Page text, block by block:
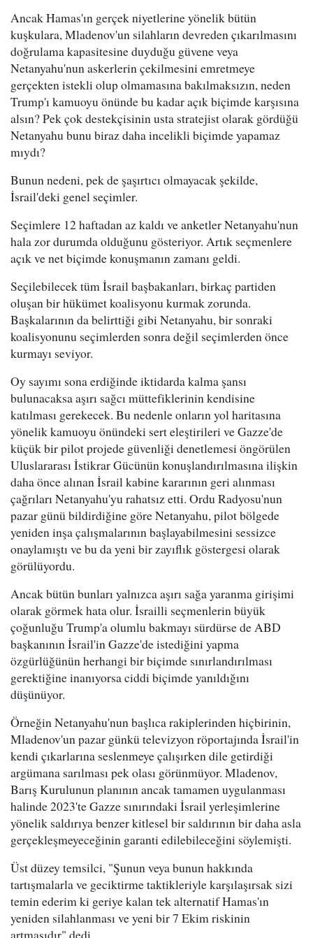
Ancak Hamas'ın gerçek niyetlerine yönelik bütün
kuşkulara, Mladenov'un silahların devreden çıkarılmasını
doğrulama kapasitesine duyduğu güvene veya
Netanyahu'nun askerlerin çekilmesini emretmeye
gerçekten istekli olup olmamasına bakılmaksızın, neden
Trump'ı kamuoyu önünde bu kadar açık biçimde karşısına
alsın? Pek çok destekçisinin usta stratejist olarak gördüğü
Netanyahu bunu biraz daha incelikli biçimde yapamaz
mıydı?
Bunun nedeni, pek de şaşırtıcı olmayacak şekilde,
İsrail'deki genel seçimler.
Seçimlere 12 haftadan az kaldı ve anketler Netanyahu'nun
hala zor durumda olduğunu gösteriyor. Artık seçmenlere
açık ve net biçimde konuşmanın zamanı geldi.
Seçilebilecek tüm İsrail başbakanları, birkaç partiden
oluşan bir hükümet koalisyonu kurmak zorunda.
Başkalarının da belirttiği gibi Netanyahu, bir sonraki
koalisyonunu seçimlerden sonra değil seçimlerden önce
kurmayı seviyor.
Oy sayımı sona erdiğinde iktidarda kalma şansı
bulunacaksa aşırı sağcı müttefiklerinin kendisine
katılması gerekecek. Bu nedenle onların yol haritasına
yönelik kamuoyu önündeki sert eleştirileri ve Gazze'de
küçük bir pilot projede güvenliği denetlemesi öngörülen
Uluslararası İstikrar Gücünün konuşlandırılmasına ilişkin
daha önce alınan İsrail kabine kararının geri alınması
çağrıları Netanyahu'yu rahatsız etti. Ordu Radyosu'nun
pazar günü bildirdiğine göre Netanyahu, pilot bölgede
yeniden inşa çalışmalarının başlayabilmesini sessizce
onaylamıştı ve bu da yeni bir zayıflık göstergesi olarak
görülüyordu.
Ancak bütün bunları yalnızca aşırı sağa yaranma girişimi
olarak görmek hata olur. İsrailli seçmenlerin büyük
çoğunluğu Trump'a olumlu bakmayı sürdürse de ABD
başkanının İsrail'in Gazze'de istediğini yapma
özgürlüğünün herhangi bir biçimde sınırlandırılması
gerektiğine inanıyorsa ciddi biçimde yanıldığını
düşünüyor.
Örneğin Netanyahu'nun başlıca rakiplerinden hiçbirinin,
Mladenov'un pazar günkü televizyon röportajında İsrail'in
kendi çıkarlarına seslenmeye çalışırken dile getirdiği
argümana sarılması pek olası görünmüyor. Mladenov,
Barış Kurulunun planının ancak tamamen uygulanması
halinde 2023'te Gazze sınırındaki İsrail yerleşimlerine
yönelik saldırıya benzer kitlesel bir saldırının bir daha asla
gerçekleşmeyeceğinin garanti edilebileceğini söylemişti.
Üst düzey temsilci, "Şunun veya bunun hakkında
tartışmalarla ve geciktirme taktikleriyle karşılaşırsak sizi
temin ederim ki geriye kalan tek alternatif Hamas'ın
yeniden silahlanması ve yeni bir 7 Ekim riskinin
artmasıdır" dedi.